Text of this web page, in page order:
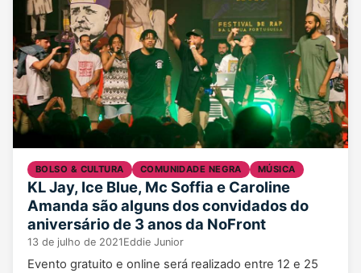
BOLSO & CULTURA COMUNIDADE NEGRA MÚSICA
KL Jay, Ice Blue, Mc Soffia e Caroline
Amanda são alguns dos convidados do
aniversário de 3 anos da NoFront
13 de julho de 2021Eddie Junior
Evento gratuito e online será realizado entre 12 e 25